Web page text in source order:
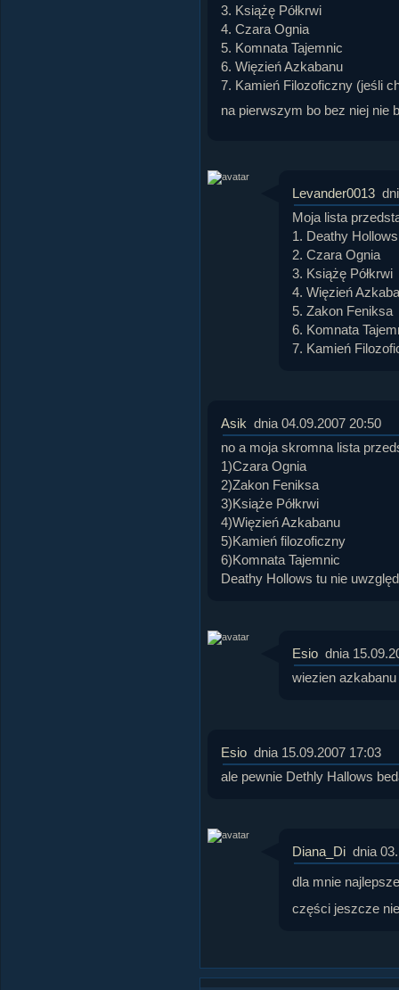
3. Książę Półkrwi
4. Czara Ognia
5. Komnata Tajemnic
6. Więzień Azkabanu
7. Kamień Filozoficzny (jeśli
na pierwszym bo bez niej nie
Levander0013
Moja lista
1. Deathy
2. Czara Ognia
3. Książę Półkrwi
4. Więzień
5. Zakon Feniksa
6. Komnata
7. Kamień
Asik dnia 04.09.2007 20:50
no a moja skromna lista
1)Czara Ognia
2)Zakon Feniksa
3)Książe Półkrwi
4)Więzień Azkabanu
5)Kamień filozoficzny
6)Komnata Tajemnic
Deathy Hollows tu nie
Esio dnia
wiezien
Esio dnia 15.09.2007 17:03
ale pewnie Dethly Hallows
Diana_Di dnia
dla mnie
części jeszcze